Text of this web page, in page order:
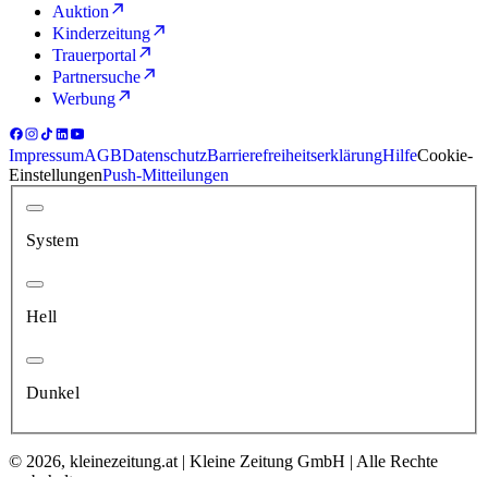
Auktion
Kinderzeitung
Trauerportal
Partnersuche
Werbung
ImpressumAGBDatenschutzBarrierefreiheitserklärungHilfeCookie-
EinstellungenPush-Mitteilungen
System
Hell
Dunkel
© 2026, kleinezeitung.at | Kleine Zeitung GmbH | Alle Rechte